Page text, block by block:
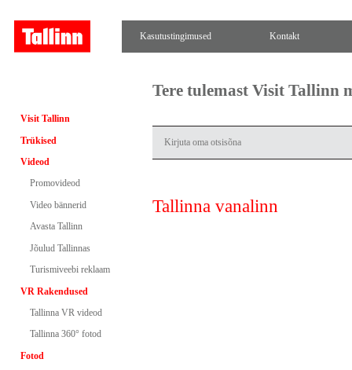
Kasutustingimused Kontakt
Visit Tallinn
Trükised
Videod
Promovideod
Video bännerid
Avasta Tallinn
Jõulud Tallinnas
Turismiveebi reklaam
VR Rakendused
Tallinna VR videod
Tallinna 360° fotod
Fotod
Tere tulemast Visit Tallinn
Tallinna vanalinn